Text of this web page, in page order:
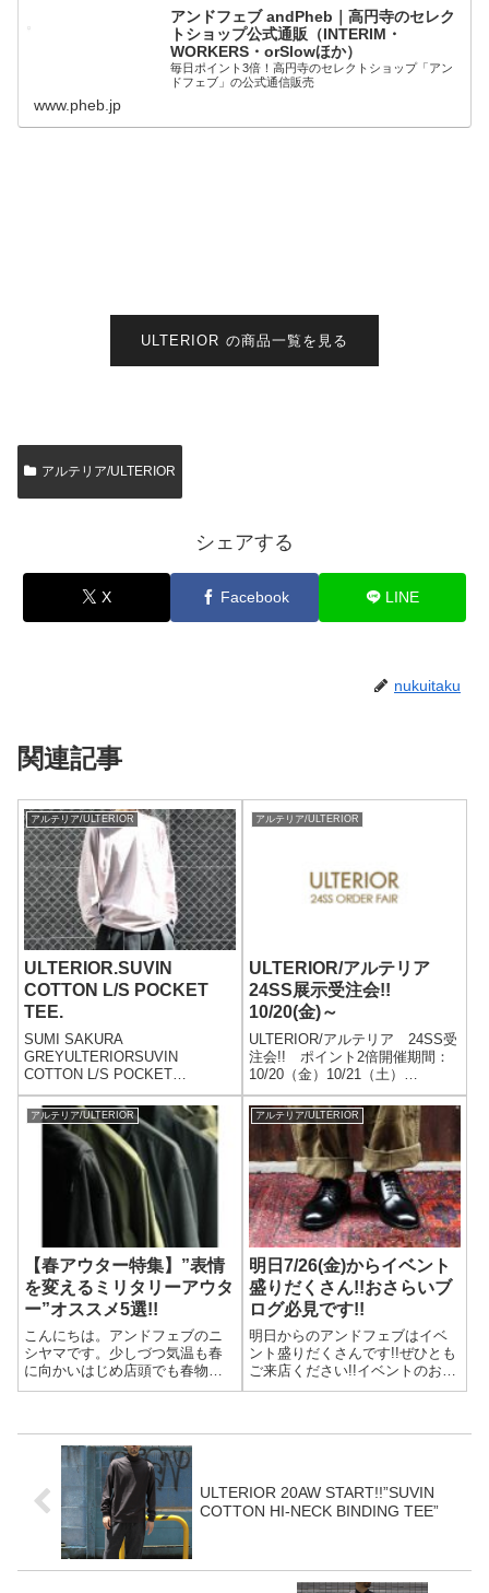
アンドフェブ andPheb｜高円寺のセレク
トショップ公式通販（INTERIM・
WORKERS・orSlowほか）
毎日ポイント3倍！高円寺のセレクトショップ「アン
ドフェブ」の公式通信販売
www.pheb.jp
ULTERIOR の商品一覧を見る
アルテリア/ULTERIOR
シェアする
X Facebook LINE
nukuitaku
関連記事
アルテリア/ULTERIOR
ULTERIOR.SUVIN
COTTON L/S POCKET
TEE.
SUMI SAKURA
GREYULTERIORSUVIN
COTTON L/S POCKET
TEEULCS18-
20A31UPRICE:13,000yen+tax半
袖と⻑袖をドッキングしたよう
なデザインが特徴的な⻑袖Tシャ
ツ。肩線排除し...
アルテリア/ULTERIOR
ULTERIOR/アルテリア
24SS展示受注会!!
10/20(金)～
ULTERIOR/アルテリア 24SS受
注会!! ポイント2倍開催期間：
10/20（金）10/21（土）
10/22（日）【特典1 ご予約でポ
イント2倍 】ご予約頂いた商品は
ポイントを倍付けさせていただ
きます。店頭にはサンプルをご
用意しており...
アルテリア/ULTERIOR
【春アウター特集】”表情
を変えるミリタリーアウタ
ー”オススメ5選!!
こんにちは。アンドフェブのニ
シヤマです。少しづつ気温も春
に向かいはじめ店頭でも春物の
動きが早くなってきました。特
ルのブログが好評で今週だけで
かなり減りまし...
アルテリア/ULTERIOR
明日7/26(金)からイベント
盛りだくさん!!おさらいブ
ログ必見です!!
明日からのアンドフェブはイベ
ント盛りだくさんです!!ぜひとも
ご来店ください!!イベントのおさ
らいを。。。1.サマーセール追加
ULTERIOR 20AW START!!”SUVIN
COTTON HI-NECK BINDING TEE”